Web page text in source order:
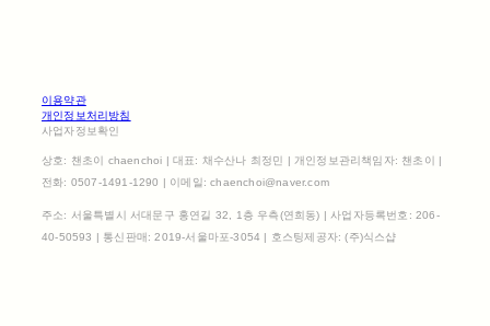
이용약관
개인정보처리방침
사업자정보확인
상호: 챈초이 chaenchoi | 대표: 채수산나 최정민 | 개인정보관리책임자: 챈초이 |
전화: 0507-1491-1290 | 이메일: chaenchoi@naver.com
주소: 서울특별시 서대문구 홍연길 32, 1층 우측(연희동) | 사업자등록번호: 206-
40-50593 | 통신판매:2019-서울마포-3054 | 호스팅제공자: (주)식스샵